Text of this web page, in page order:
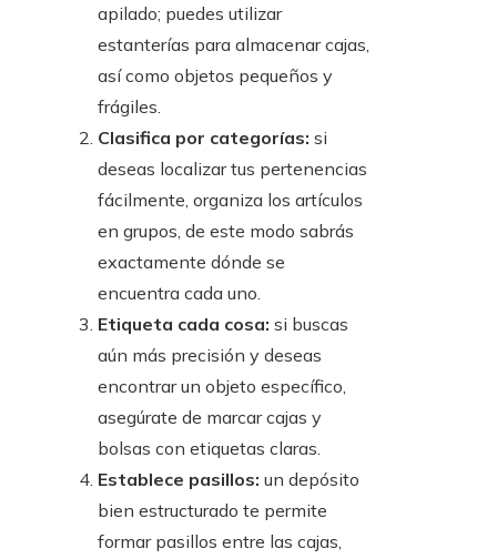
apilado; puedes utilizar
estanterías para almacenar cajas,
así como objetos pequeños y
frágiles.
Clasifica por categorías: si
deseas localizar tus pertenencias
fácilmente, organiza los artículos
en grupos, de este modo sabrás
exactamente dónde se
encuentra cada uno.
Etiqueta cada cosa: si buscas
aún más precisión y deseas
encontrar un objeto específico,
asegúrate de marcar cajas y
bolsas con etiquetas claras.
Establece pasillos: un depósito
bien estructurado te permite
formar pasillos entre las cajas,